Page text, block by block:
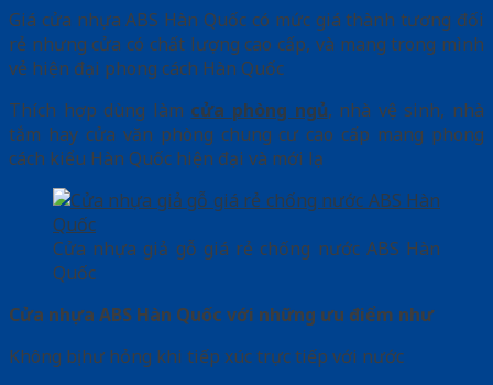
Giá cửa nhựa ABS Hàn Quốc có mức giá thành tương đối
rẻ nhưng cửa có chất lượng cao cấp, và mang trong mình
vẻ hiện đại phong cách Hàn Quốc
Thích hợp dùng làm cửa phòng ngủ, nhà vệ sinh, nhà
tắm hay cửa văn phòng chung cư cao cấp mang phong
cách kiểu Hàn Quốc hiện đại và mới lạ
Cửa nhựa giả gỗ giá rẻ chống nước ABS Hàn
Quốc
Cửa nhựa ABS Hàn Quốc với những ưu điểm như
Không bị hư hỏng khi tiếp xúc trực tiếp với nước